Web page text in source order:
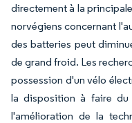
directement à la
norvégiens concernant
des batteries peut
de grand froid. Les
possession d'un vélo
la disposition à faire
l'amélioration de la